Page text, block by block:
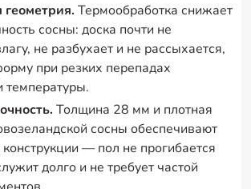
Термообработка снижает
сосны: доска почти не
не разбухает и не рассыхается,
при резких перепадах
температуры.
Толщина 28 мм и плотная
сосны обеспечивают
— пол не прогибается
долго и не требует частой